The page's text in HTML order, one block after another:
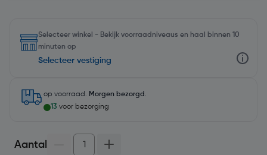
Selecteer winkel - Bekijk voorraadniveaus en haal binnen 10
minuten op
Selecteer vestiging
op voorraad. Morgen bezorgd .
13 voor bezorging
Aantal